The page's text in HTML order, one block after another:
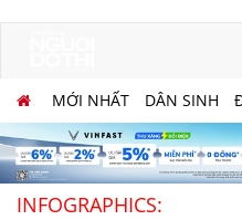
MỚI NHẤT DÂN SINH
INFOGRAPHICS: